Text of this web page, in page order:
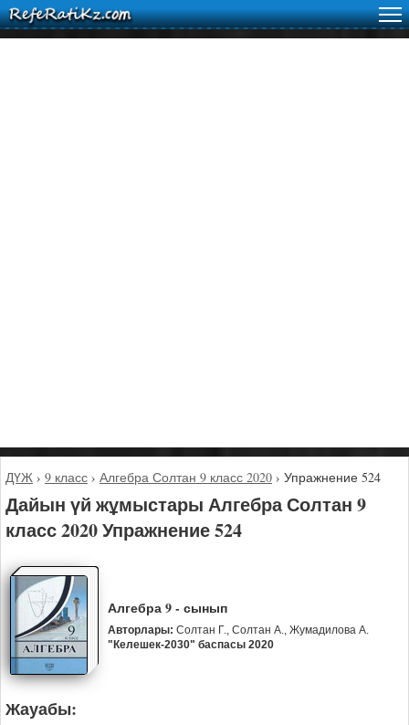
ДҮЖ › 9 класс › Алгебра Солтан 9 класс 2020 › Упражнение 524
Дайын үй жұмыстары Алгебра Солтан 9
класс 2020 Упражнение 524
Алгебра 9 - сынып
Авторлары: Солтан Г., Солтан А., Жумадилова А.
"Келешек-2030" баспасы 2020
Жауабы: